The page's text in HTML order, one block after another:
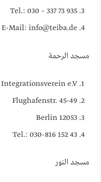
Tel.: 030 – 337 73 935
E-Mail: info@teiba.de
مسجد الرحمة
e.V.
Flughafenstr. 45-49
12053 Berlin
Tel.: 030-816 152 43
مسجد النور